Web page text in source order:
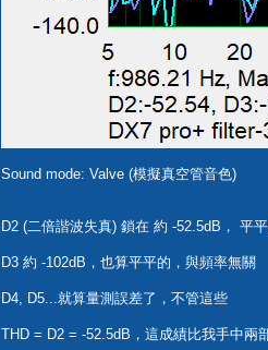
Sound mode: Valve (模擬真空管音色)
D2 (二倍諧波失真) 鎖在 約 -52.5dB， 平
D3 約 -102dB，也算平平的，與頻率無關
D4, D5...就算量測誤差了，不管這些
THD = D2 = -52.5dB，這成績比我手中兩